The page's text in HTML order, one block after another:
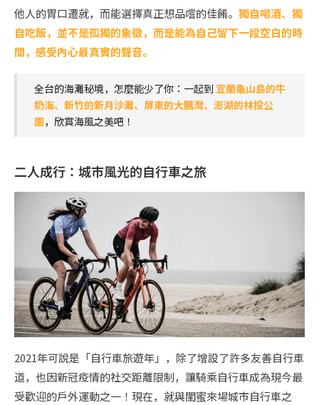
他人的胃口遷就，而能選擇真正想品嚐的佳餚。 獨自喝酒、獨
自吃飯，並不是孤獨的象徵，而是能為自己留下一段空白的時
間，感受內心最真實的聲音。
全台的海灘秘境，怎麼能少了你：一起到 宜蘭龜山島的牛
奶海、新竹的新月沙灘、屏東的大鵬灣、澎湖的林投公
園，欣賞海風之美吧！
二人成行：城市風光的自行車之旅
2021年可說是「自行車旅遊年」，除了增設了許多友善自行車
道，也因新冠疫情的社交距離限制，讓騎乘自行車成為現今最
受歡迎的戶外運動之一！現在，就與閨蜜來場城市自行車之